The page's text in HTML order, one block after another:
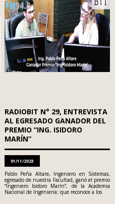
RADIOBIT N° 29, ENTREVISTA
AL EGRESADO GANADOR DEL
PREMIO “ING. ISIDORO
MARÍN”
01/11/2023
Pablo Peña Altare, Ingeniero en Sistemas,
egresado de nuestra Facultad, ganó el premio
“Ingeniero Isidoro Marín”, de la Academia
Nacional de Ingeniería; que reconoce a los